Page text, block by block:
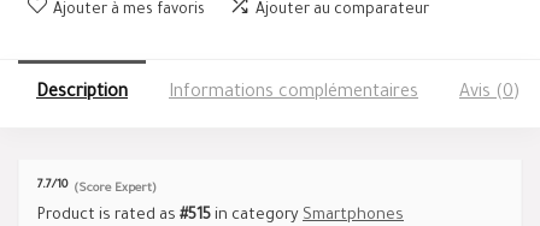
Ajouter à mes favoris Ajouter au comparateur
Description Informations complémentaires Avis (0)
7.7/10 (Score Expert)
Product is rated as #515 in category Smartphones